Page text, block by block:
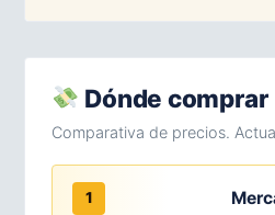
Dónde comprar
Comparativa de precios.
1